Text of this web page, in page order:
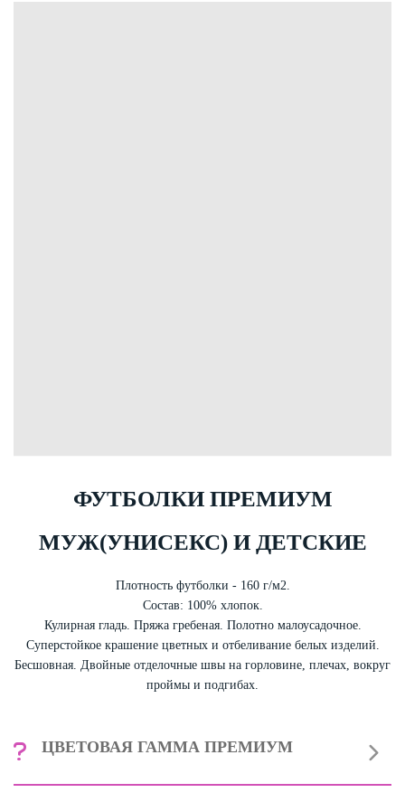
ФУТБОЛКИ ПРЕМИУМ
МУЖ(УНИСЕКС) И ДЕТСКИЕ
Плотность футболки - 160 г/м2.
Состав: 100% хлопок.
Кулирная гладь. Пряжа гребеная. Полотно малоусадочное.
Суперстойкое крашение цветных и отбеливание белых изделий.
Бесшовная. Двойные отделочные швы на горловине, плечах, вокруг
проймы и подгибах.
ЦВЕТОВАЯ ГАММА ПРЕМИУМ